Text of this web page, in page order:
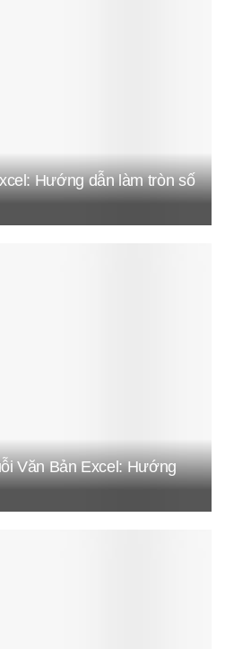
Hướng dẫn làm tròn số
Văn Bản Excel: Hướng